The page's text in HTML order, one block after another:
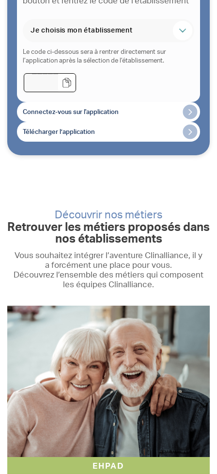
Le code ci-dessous sera à rentrer directement sur
l’application après la sélection de l’établissement.
Connectez-vous sur l'application
Télécharger l’application
Découvrir nos métiers
Retrouver les métiers proposés dans
nos établissements
Vous souhaitez intégrer l’aventure Clinalliance, il y
a forcément une place pour vous.
Découvrez l’ensemble des métiers qui composent
les équipes Clinalliance.
EHPAD
Vous souhaitez réaliser des vacations en
Se connecter
Téléchargez l’application via le QR Code ou
le bouton et rentrez le code de
l’établissement
Connectez-vous sur l'application
Télécharger l’application